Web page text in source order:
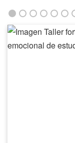
Taller
fortalece